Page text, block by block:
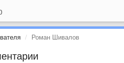
Роман Шивалов